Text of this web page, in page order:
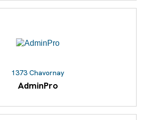
1373 Chavornay
AdminPro